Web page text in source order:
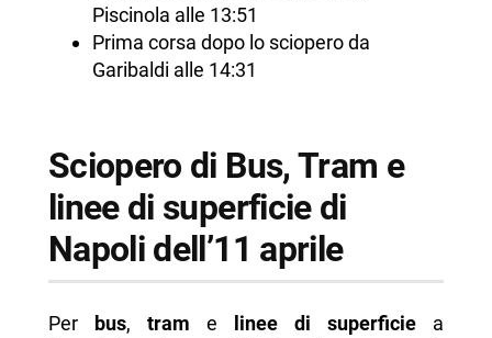
Piscinola alle 13:51
Prima corsa dopo lo sciopero da
Garibaldi alle 14:31
Sciopero di Bus, Tram e
linee di superficie di
Napoli dell’11 aprile
Per bus, tram e linee di superficie a